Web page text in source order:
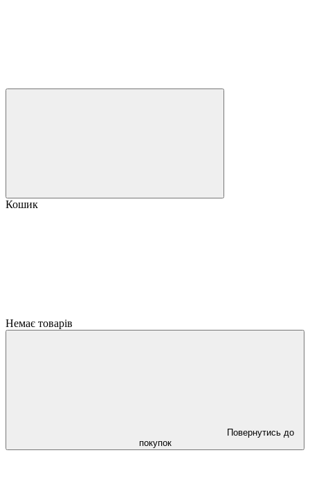
Кошик
Немає товарів
Повернутись до
покупок